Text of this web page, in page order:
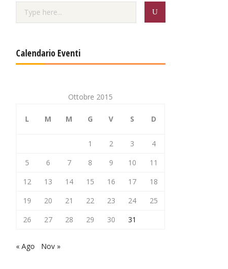
Calendario Eventi
Ottobre 2015
L M M G V S D
1 2 3
4
5
6 7 8 9 10
11
12
13 14 15 16 17
18
19
20 21 22 23 24
25
26
27 28 29 30 31
« Ago Nov »